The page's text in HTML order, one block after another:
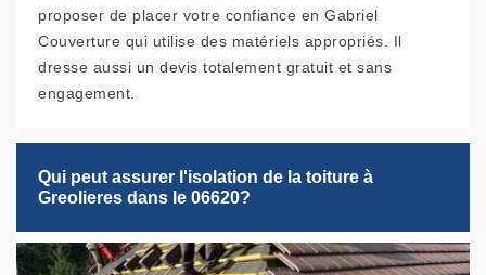
proposer de placer votre confiance en Gabriel
Couverture qui utilise des matériels appropriés. Il
dresse aussi un devis totalement gratuit et sans
engagement.
Qui peut assurer l'isolation de la toiture à
Greolieres dans le 06620?